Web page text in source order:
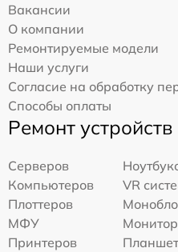
Вакансии
О компании
Ремонтируемые модели
Наши услуги
Согласие на обработку
Способы оплаты
Ремонт устройств
Серверов
Компьютеров
VR
Плоттеров
МФУ
Принтеров